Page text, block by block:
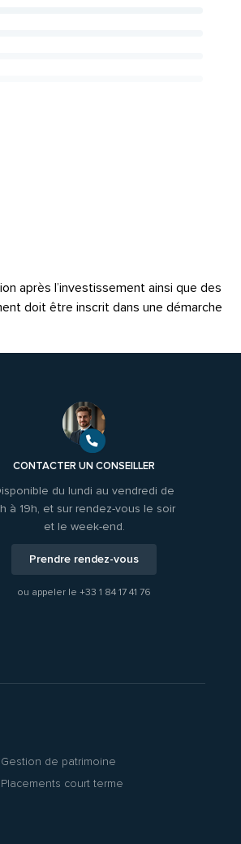
après l’investissement ainsi que des
doit être inscrit dans une démarche
CONTACTER UN CONSEILLER
du lundi au vendredi de
à 19h, et sur rendez-vous le soir
et le week-end.
Prendre rendez-vous
ou appeler le +33 1 84 17 41 76
Gestion de patrimoine
Placements court terme